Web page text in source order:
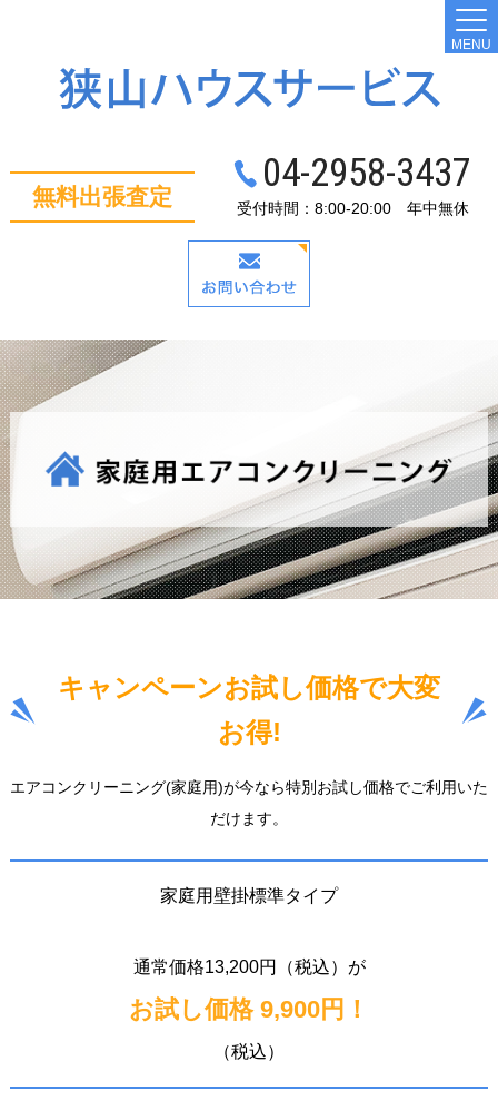
無料出張査定
04-2958-3437
受付時間：8:00-20:00 年中無休
MENU
キャンペーンお試し価格で大変
お得!
エアコンクリーニング(家庭用)が今なら特別お試し価格でご利用いた
だけます。
家庭用壁掛標準タイプ
通常価格13,200円（税込）が
お試し価格 9,900円！
（税込）